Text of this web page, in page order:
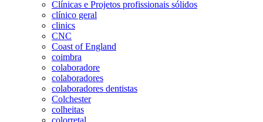
Clínicas e Projetos profissionais sólidos
clínico geral
clinics
CNC
Coast of England
coimbra
colaboradore
colaboradores
colaboradores dentistas
Colchester
colheitas
colorretal